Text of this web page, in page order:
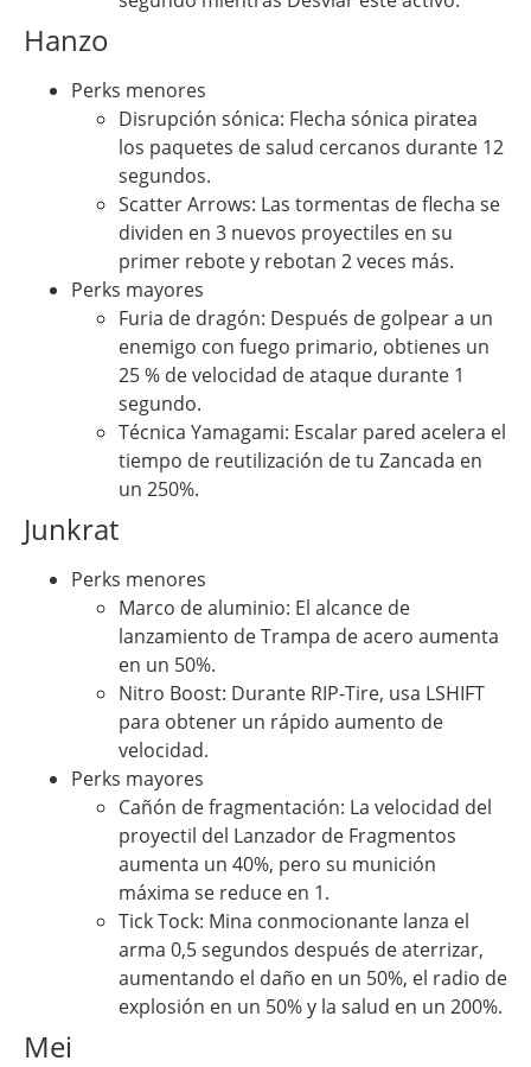
Hanzo
Perks menores
Disrupción sónica: Flecha sónica piratea
los paquetes de salud cercanos durante 12
segundos.
Scatter Arrows: Las tormentas de flecha se
dividen en 3 nuevos proyectiles en su
primer rebote y rebotan 2 veces más.
Perks mayores
Furia de dragón: Después de golpear a un
enemigo con fuego primario, obtienes un
25 % de velocidad de ataque durante 1
segundo.
Técnica Yamagami: Escalar pared acelera el
tiempo de reutilización de tu Zancada en
un 250%.
Junkrat
Perks menores
Marco de aluminio: El alcance de
lanzamiento de Trampa de acero aumenta
en un 50%.
Nitro Boost: Durante RIP-Tire, usa LSHIFT
para obtener un rápido aumento de
velocidad.
Perks mayores
Cañón de fragmentación: La velocidad del
proyectil del Lanzador de Fragmentos
aumenta un 40%, pero su munición
máxima se reduce en 1.
Tick Tock: Mina conmocionante lanza el
arma 0,5 segundos después de aterrizar,
aumentando el daño en un 50%, el radio de
explosión en un 50% y la salud en un 200%.
Mei